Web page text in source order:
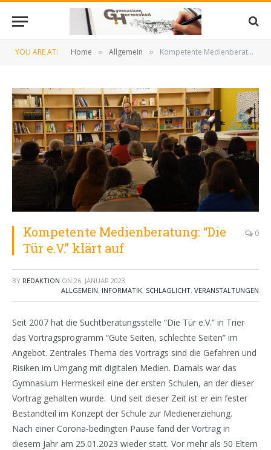
YOU ARE AT: Home » Allgemein » Kompetente Medienberatung: “Die Tür e.V.” klärt auf
Kompetente Medienberatung: “Die
Tür e.V.” klärt auf
0
BY REDAKTION ON 26. JANUAR 2023
ALLGEMEIN, INFORMATIK, SCHLAGLICHT, VERANSTALTUNGEN
Seit 2007 hat die Suchtberatungsstelle “Die Tür e.V.” in Trier
das Vortragsprogramm “Gute Seiten, schlechte Seiten” im
Angebot. Zentrales Thema des Vortrags sind die Gefahren und
Risiken im Umgang mit digitalen Medien. Damals war das
Gymnasium Hermeskeil eine der ersten Schulen, an der dieser
Vortrag gehalten wurde. Und seit dieser Zeit ist er ein fester
Bestandteil im Konzept der Schule zur Medienerziehung.
Nach einer Corona-bedingten Pause fand der Vortrag in
diesem Jahr am 25.01.2023 wieder statt. Vor mehr als 50 Eltern